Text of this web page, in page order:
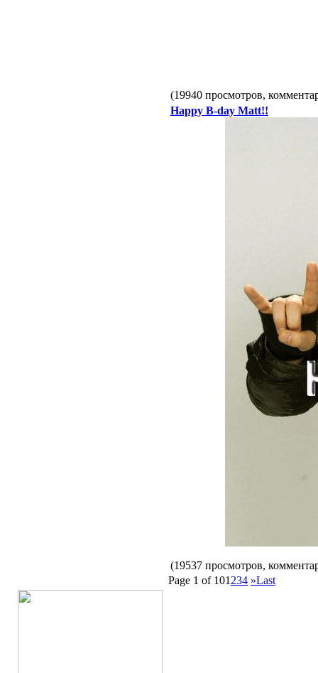
(19940 просмотров,
Happy B-day Matt!!
(19537 просмотров,
Page 1 of 101 234 »Last